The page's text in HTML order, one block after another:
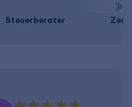
Steuerberater